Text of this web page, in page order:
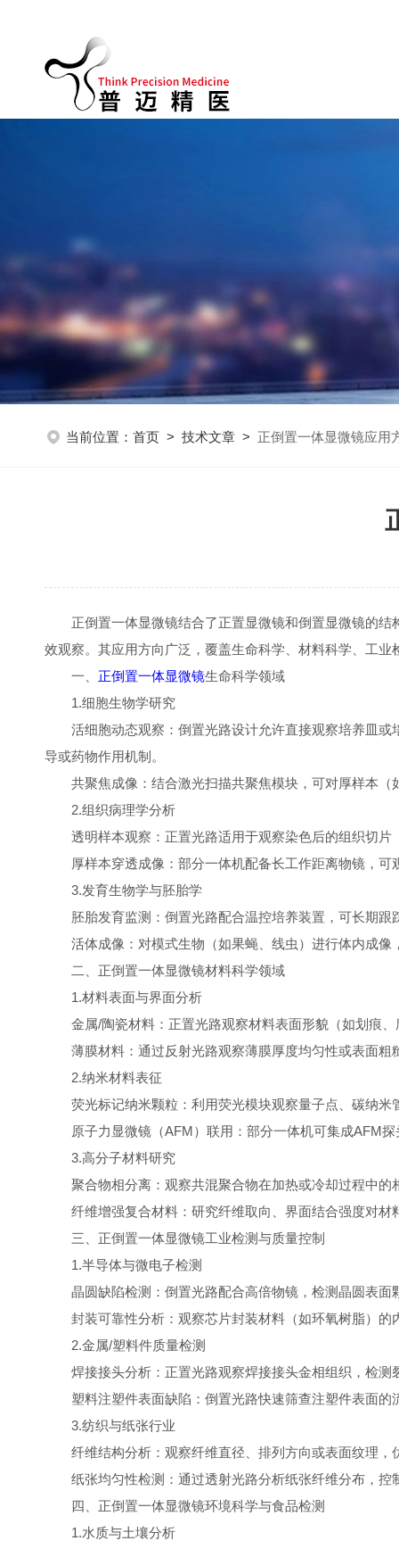
当前位置： 首页 > 技术文章 > 正倒置一体显微镜应用
正倒置一体显微镜结合了正置显微镜和倒置显微镜的结
效观察。其应用方向广泛，覆盖生命科学、材料科学、工业
一、 正倒置一体显微镜生命科学领域
1.细胞生物学研究
活细胞动态观察：倒置光路设计允许直接观察培养皿或
导或药物作用机制。
共聚焦成像：结合激光扫描共聚焦模块，可对厚样本（
2.组织病理学分析
透明样本观察：正置光路适用于观察染色后的组织切片
厚样本穿透成像：部分一体机配备长工作距离物镜，可
3.发育生物学与胚胎学
胚胎发育监测：倒置光路配合温控培养装置，可长期跟
活体成像：对模式生物（如果蝇、线虫）进行体内成像
二、正倒置一体显微镜材料科学领域
1.材料表面与界面分析
金属/陶瓷材料：正置光路观察材料表面形貌（如划痕、
薄膜材料：通过反射光路观察薄膜厚度均匀性或表面粗
2.纳米材料表征
荧光标记纳米颗粒：利用荧光模块观察量子点、碳纳米
原子力显微镜（AFM）联用：部分一体机可集成AFM探
3.高分子材料研究
聚合物相分离：观察共混聚合物在加热或冷却过程中的
纤维增强复合材料：研究纤维取向、界面结合强度对材
三、正倒置一体显微镜工业检测与质量控制
1.半导体与微电子检测
晶圆缺陷检测：倒置光路配合高倍物镜，检测晶圆表面
封装可靠性分析：观察芯片封装材料（如环氧树脂）的
2.金属/塑料件质量检测
焊接接头分析：正置光路观察焊接接头金相组织，检测
塑料注塑件表面缺陷：倒置光路快速筛查注塑件表面的
3.纺织与纸张行业
纤维结构分析：观察纤维直径、排列方向或表面纹理，
纸张均匀性检测：通过透射光路分析纸张纤维分布，控
四、正倒置一体显微镜环境科学与食品检测
1.水质与土壤分析